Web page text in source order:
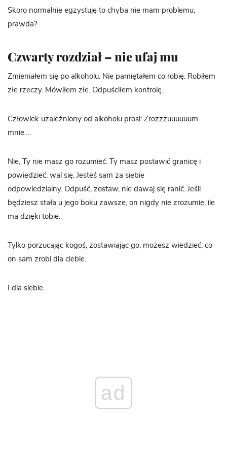
Skoro normalnie egzystuję to chyba nie mam problemu,
prawda?
Czwarty rozdział – nie ufaj mu
Zmieniałem się po alkoholu. Nie pamiętałem co robię. Robiłem
złe rzeczy. Mówiłem złe. Odpuściłem kontrolę.
Człowiek uzależniony od alkoholu prosi: Zrozzzuuuuuum
mnie….
Nie, Ty nie masz go rozumieć. Ty masz postawić granicę i
powiedzieć: wal się. Jesteś sam za siebie
odpowiedzialny. Odpuść, zostaw, nie dawaj się ranić. Jeśli
będziesz stała u jego boku zawsze, on nigdy nie zrozumie, ile
ma dzięki tobie.
Tylko porzucając kogoś, zostawiając go, możesz wiedzieć, co
on sam zrobi dla ciebie.
I dla siebie.
ad